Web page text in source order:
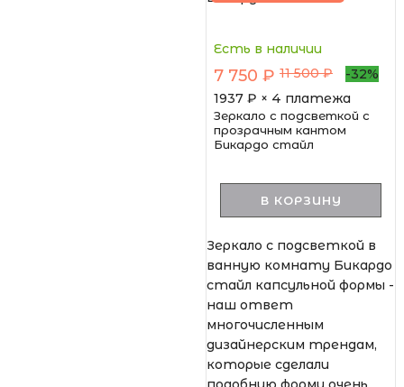
Есть в наличии
7 750 ₽ 11 500 ₽
-32%
1937 ₽ × 4 платежа
Зеркало с подсветкой с
прозрачным кантом
Бикардо стайл
В КОРЗИНУ
Зеркало с подсветкой в
ванную комнату Бикардо
стайл капсульной формы -
наш ответ
многочисленным
дизайнерским трендам,
которые сделали